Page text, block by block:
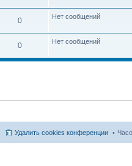
0 Нет сообщений
0 Нет сообщений
Удалить cookies конференции